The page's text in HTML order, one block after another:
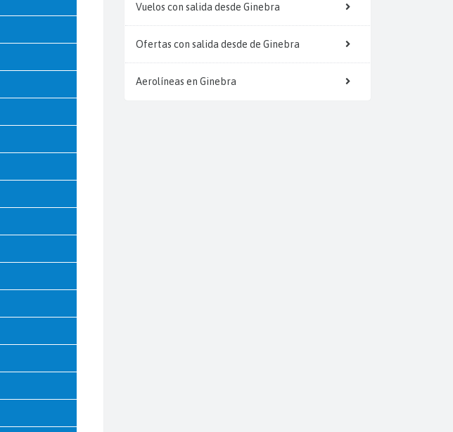
Vuelos con salida desde Ginebra
Ofertas con salida desde de Ginebra
Aerolíneas en Ginebra